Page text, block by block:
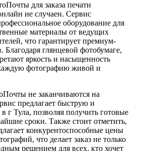
для заказа печати
не случаен. Сервис
оборудование для
материалы от ведущих
что гарантирует премиум-
Благодаря глянцевой фотобумаге,
яркость и насыщенность
фотографию живой и
не заканчиваются на
предлагает быструю и
г Тула, позволяя получить готовые
сроки. Также стоит отметить,
конкурентоспособные цены
что делает заказ не только
решением для всех, кто хочет